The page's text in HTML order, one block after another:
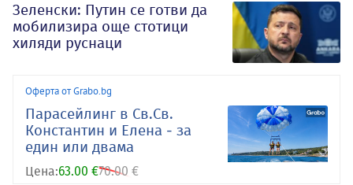
Зеленски: Путин се готви да
мобилизира още стотици
хиляди руснаци
Оферта от Grabo.bg
Парасейлинг в Св.Св.
Константин и Елена - за
един или двама
Цена:63.00 €70.00 €